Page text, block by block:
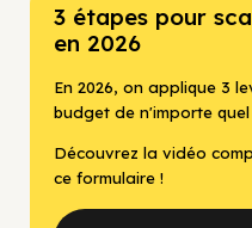
3 étapes pour
en 2026
En 2026, on applique 3
budget de n'importe
Découvrez la vidéo
ce formulaire !